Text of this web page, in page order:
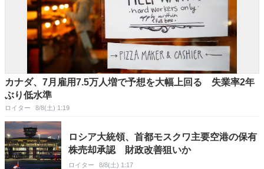
カナダ、7月雇用7.5万人増で予想を大幅上回る 失業率2年
ぶり低水準
ロイター 8/8(土) 1:19
ロシア大統領、首都モスクワ主要空港の保有
株売却承認 財政改善狙いか
ロイター 8/8(土) 1:17